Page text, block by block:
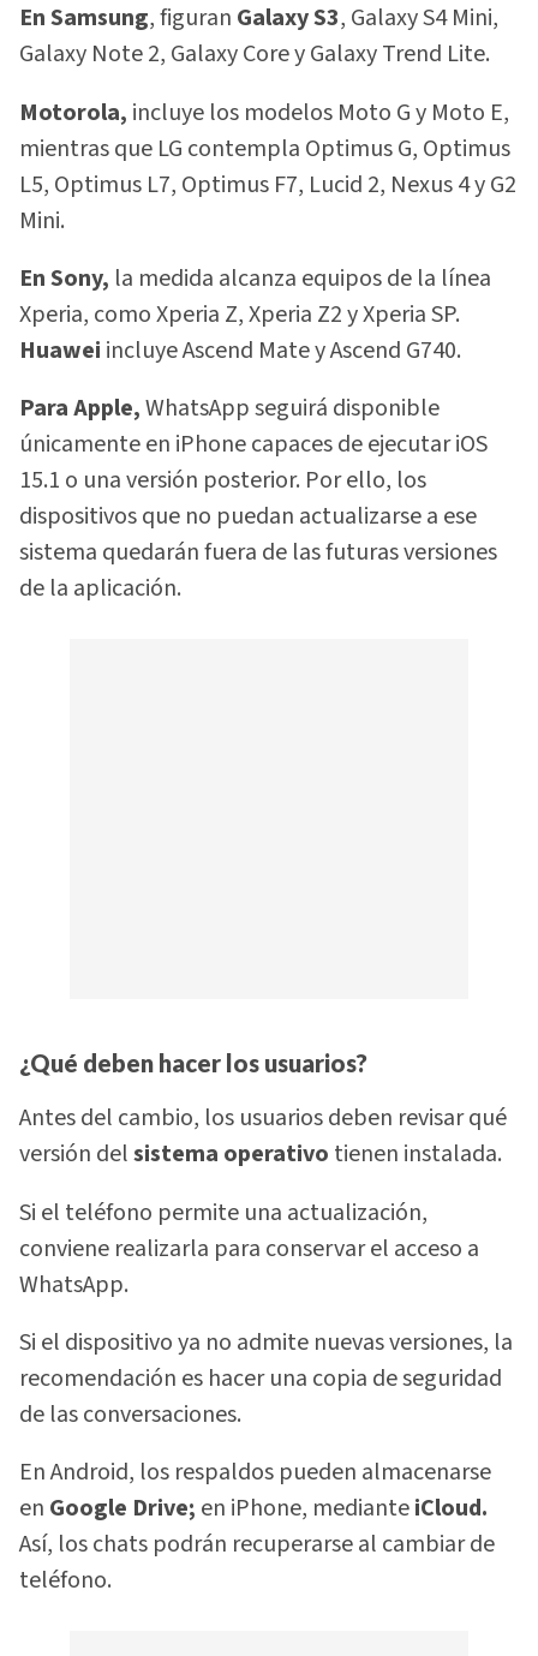
En Samsung, figuran Galaxy S3, Galaxy S4 Mini,
Galaxy Note 2, Galaxy Core y Galaxy Trend Lite.
Motorola, incluye los modelos Moto G y Moto E,
mientras que LG contempla Optimus G, Optimus
L5, Optimus L7, Optimus F7, Lucid 2, Nexus 4 y G2
Mini.
En Sony, la medida alcanza equipos de la línea
Xperia, como Xperia Z, Xperia Z2 y Xperia SP.
Huawei incluye Ascend Mate y Ascend G740.
Para Apple,WhatsApp seguirá disponible
únicamente en iPhone capaces de ejecutar iOS
15.1 o una versión posterior. Por ello, los
dispositivos que no puedan actualizarse a ese
sistema quedarán fuera de las futuras versiones
de la aplicación.
¿Qué deben hacer los usuarios?
Antes del cambio, los usuarios deben revisar qué
versión delsistema operativo tienen instalada.
Si el teléfono permite una actualización,
conviene realizarla para conservar el acceso a
WhatsApp.
Si el dispositivo ya no admite nuevas versiones, la
recomendación es hacer una copia de seguridad
de las conversaciones.
En Android, los respaldos pueden almacenarse
en Google Drive; en iPhone, medianteiCloud.
Así, los chats podrán recuperarse al cambiar de
teléfono.